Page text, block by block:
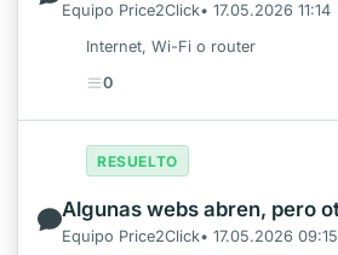
Equipo Price2Click• 17.05.2026 11:14
Internet, Wi-Fi o router
0
Equipo Price2Click• 17.05.2026 09:15
RESUELTO